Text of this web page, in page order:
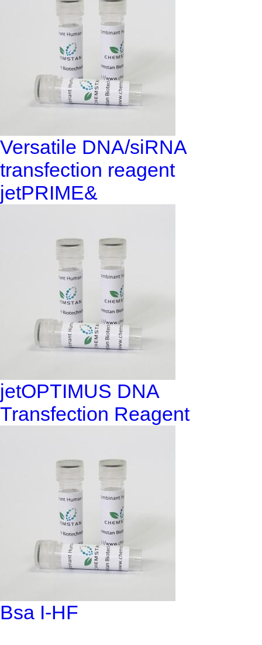
Versatile DNA/siRNA
transfection reagent
jetPRIME&
jetOPTIMUS DNA
Transfection Reagent
Bsa I-HF